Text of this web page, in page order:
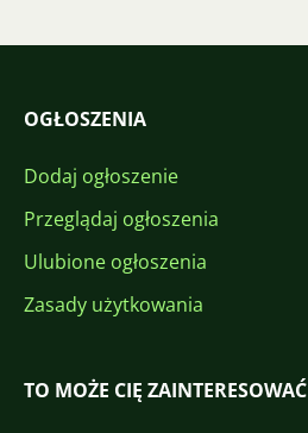
OGŁOSZENIA
Dodaj ogłoszenie
Przeglądaj ogłoszenia
Ulubione ogłoszenia
Zasady użytkowania
TO MOŻE CIĘ ZAINTERESOWAĆ